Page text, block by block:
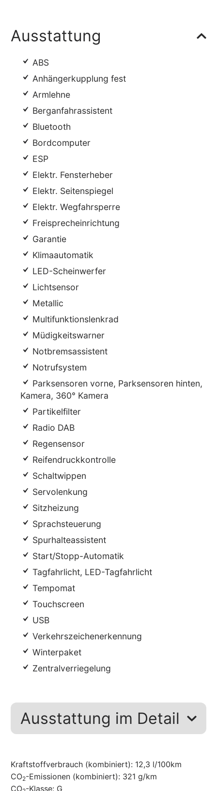
Ausstattung
ABS
Anhängerkupplung fest
Armlehne
Berganfahrassistent
Bluetooth
Bordcomputer
ESP
Elektr. Fensterheber
Elektr. Seitenspiegel
Elektr. Wegfahrsperre
Freisprecheinrichtung
Garantie
Klimaautomatik
LED-Scheinwerfer
Lichtsensor
Metallic
Multifunktionslenkrad
Müdigkeitswarner
Notbremsassistent
Notrufsystem
Parksensoren vorne, Parksensoren hinten,
Kamera, 360° Kamera
Partikelfilter
Radio DAB
Regensensor
Reifendruckkontrolle
Schaltwippen
Servolenkung
Sitzheizung
Sprachsteuerung
Spurhalteassistent
Start/Stopp-Automatik
Tagfahrlicht, LED-Tagfahrlicht
Tempomat
Touchscreen
USB
Verkehrszeichenerkennung
Winterpaket
Zentralverriegelung
Ausstattung im Detail
Kraftstoffverbrauch (kombiniert): 12,3 l/100km
CO2-Emissionen (kombiniert): 321 g/km
CO -Klasse: G